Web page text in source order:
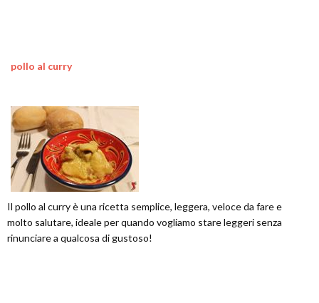
pollo al curry
Il pollo al curry è una ricetta semplice, leggera, veloce da fare e
molto salutare, ideale per quando vogliamo stare leggeri senza
rinunciare a qualcosa di gustoso!